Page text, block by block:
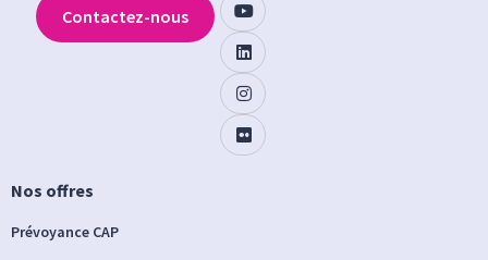
Nos offres
Prévoyance CAP
Contactez-nous